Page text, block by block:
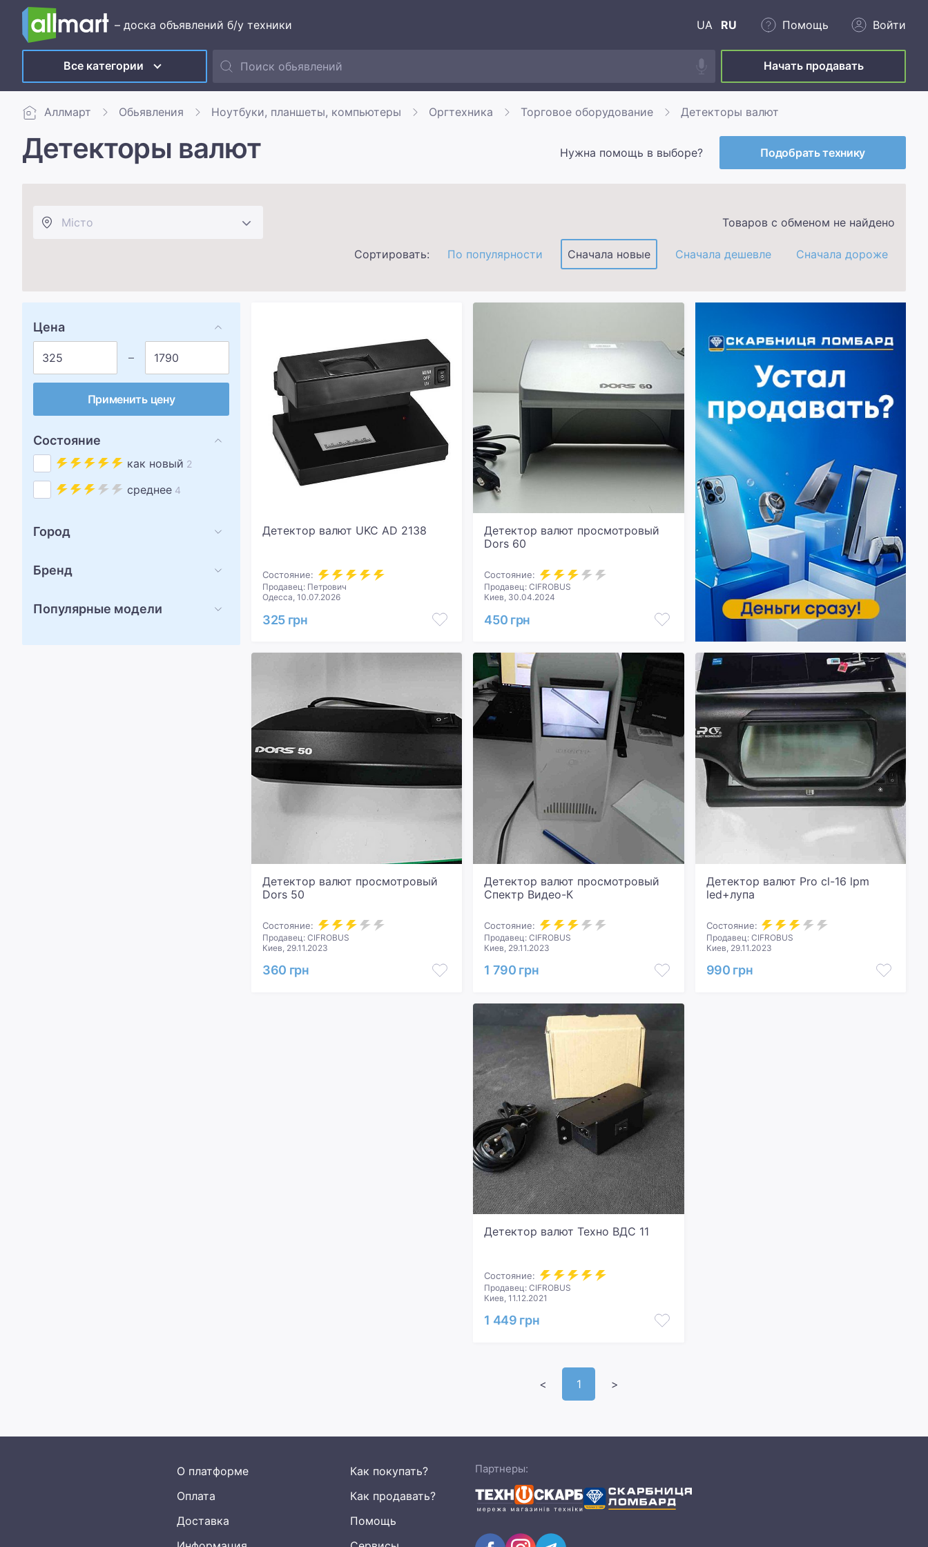
– доска объявлений б/у техники UA RU Помощь Войти
Все категории Начать продавать
Аллмарт Обьявления Ноутбуки, планшеты, компьютеры Оргтехника Торговое оборудование Детекторы валют
Детекторы валют Нужна помощь в выборе? Подобрать технику
Товаров с обменом не найдено
Сортировать: По популярности Сначала новые Сначала дешевле Сначала дороже
Цена
Применить цену
Состояние
как новый 2
среднее 4
Город
Бренд
Популярные модели
Детектор валют UKC AD 2138
Состояние:
Продавец: Петрович
Одесса, 10.07.2026
325 грн
Детектор валют просмотровый
Dors 60
Состояние:
Продавец: CIFROBUS
Киев, 30.04.2024
450 грн
Детектор валют просмотровый
Dors 50
Состояние:
Продавец: CIFROBUS
Киев, 29.11.2023
360 грн
Детектор валют просмотровый
Спектр Видео-К
Состояние:
Продавец: CIFROBUS
Киев, 29.11.2023
1 790 грн
Детектор валют Pro cl-16 lpm
led+лупа
Состояние:
Продавец: CIFROBUS
Киев, 29.11.2023
990 грн
Детектор валют Техно ВДС 11
Состояние:
Продавец: CIFROBUS
Киев, 11.12.2021
1 449 грн
< 1 >
О платформе
Оплата
Доставка
Как покупать?
Как продавать?
Помощь
Партнеры: